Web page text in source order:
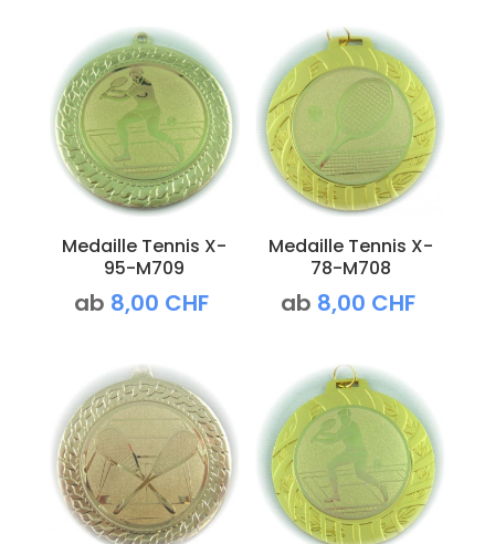
Medaille Tennis X-
95-M709
ab 8,00 CHF
Medaille Tennis X-
78-M708
ab 8,00 CHF